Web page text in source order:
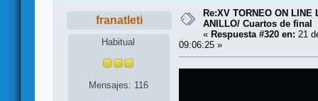
franatleti
Habitual
Mensajes: 116
Re:XV TORNEO ON LINE
ANILLO/ Cuartos de final
« Respuesta #320 en: 21
09:06:25 »